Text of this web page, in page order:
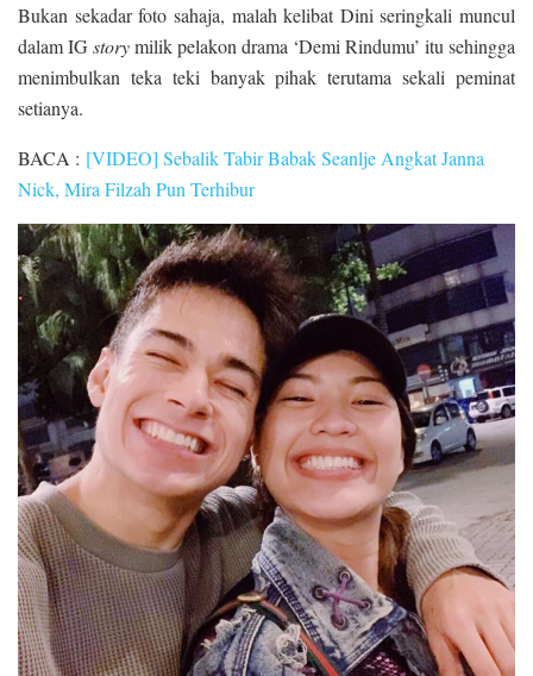
Bukan sekadar foto sahaja, malah kelibat Dini seringkali muncul
dalam IGstorymilik pelakon drama ‘Demi Rindumu’ itu sehingga
menimbulkan teka teki banyak pihak terutama sekali peminat
setianya.
BACA : [VIDEO] Sebalik Tabir Babak Seanlje Angkat Janna
Nick, Mira Filzah Pun Terhibur